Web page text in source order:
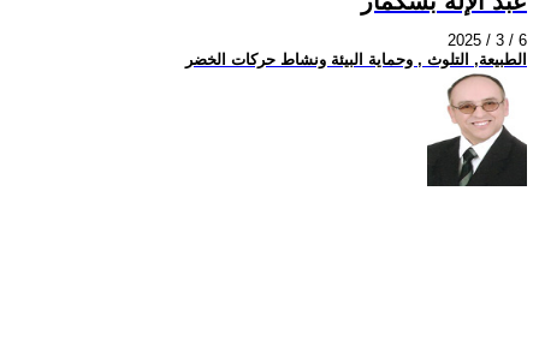
2025 / 3 / 6
الطبيعة, التلوث , وحماية البيئة ونشاط حركات الخضر